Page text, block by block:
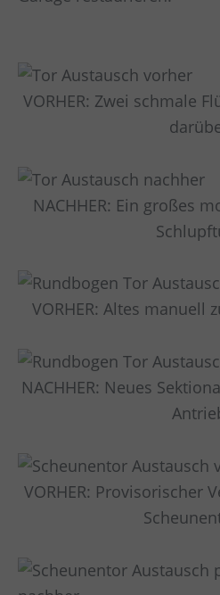
VORHER: Zwei schmale
NACHHER: Ein großes
VORHER: Altes manuell
NACHHER: Neues
VORHER: Provisorischer